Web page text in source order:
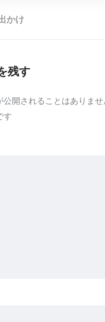
かけ
残す
公開されることはありませ
す